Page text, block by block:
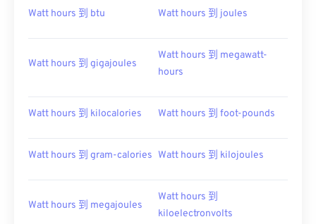
Watt hours 到 btu Watt hours 到 joules
Watt hours 到 gigajoules
Watt hours 到 megawatt-
hours
Watt hours 到 kilocalories Watt hours 到 foot-pounds
Watt hours 到 gram-calories Watt hours 到 kilojoules
Watt hours 到 megajoules
Watt hours 到
kiloelectronvolts